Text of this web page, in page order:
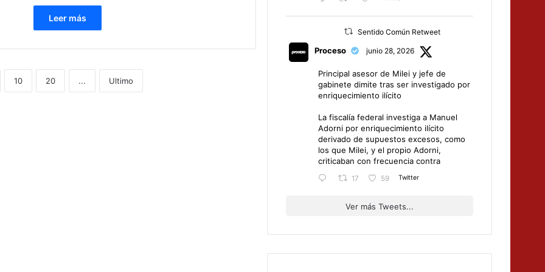
Leer más
10 20 ... Ultimo
Sentido Común Retweet
Proceso junio 28, 2026
Principal asesor de Milei y jefe de
gabinete dimite tras ser investigado por
enriquecimiento ilícito
La fiscalía federal investiga a Manuel
Adorni por enriquecimiento ilícito
derivado de supuestos excesos, como
los que Milei, y el propio Adorni,
criticaban con frecuencia contra
17 59 Twitter
Ver más Tweets...